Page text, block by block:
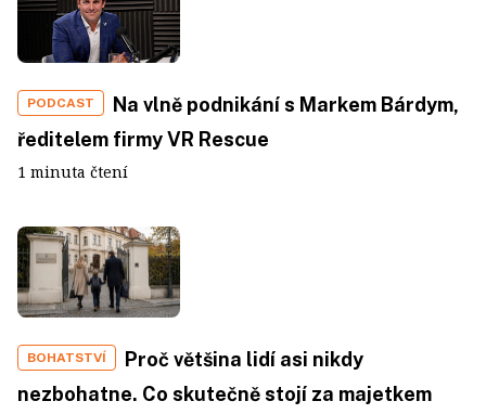
PODCAST
Na vlně podnikání s Markem Bárdym,
ředitelem firmy VR Rescue
1 minuta čtení
BOHATSTVÍ
Proč většina lidí asi nikdy
nezbohatne. Co skutečně stojí za majetkem